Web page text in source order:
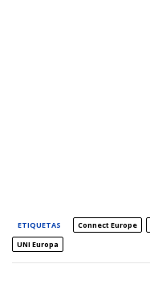
ETIQUETAS Connect Europe
UNI Europa